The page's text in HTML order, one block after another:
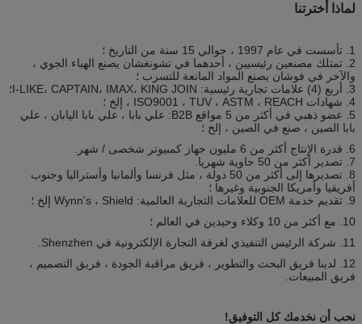
لماذا أخترتنا
1. تأسست في عام 1997 ، حوالي 15 سنة من التاريخ ؛
2. تمتلك مصنعين رئيسيين ، أحدهما في تشونغشان يصنع الهباء الجوي ،
والآخر في فوشان يصنع المواد المانعة للتسرب ؛
3. أربع (4) علامات تجارية رئيسية: I-LIKE، CAPTAIN، IMAX، KING JOIN؛
4. شهادات ISO9001 ، TUV ، ASTM ، REACH ، إلخ ؛
5. عضو ذهبي في أكثر من 5 مواقع B2B: علي بابا ، علي بابا اليابان ، علي
بابا الصين ، صنع في الصين ، إلخ ؛
6. قدرة الإنتاج أكثر من 6 مليون جهاز كمبيوتر شخصى / شهر.
7. تصدير أكثر من 50 حاوية شهريا.
8. تصديرها إلى أكثر من 50 دولة ، مثل فرنسا وألمانيا وأستراليا وجنوب
أفريقيا وأمريكا الجنوبية وغيرها ؛
9. تقديم خدمة OEM للعلامات التجارية العالمية: Wynn's ، Shield إلخ ؛
10. مع أكثر من 10 وكلاء وحيدين في العالم ؛
11. شركة الرئيس التنفيذي لغرفة التجارة الإلكترونية في Shenzhen.
12. لدينا فريق البحث والتطوير ، فريق مراقبة الجودة ، فريق التصميم ،
فريق المبيعات.
نحب أن نخدمك كل التوفيق!